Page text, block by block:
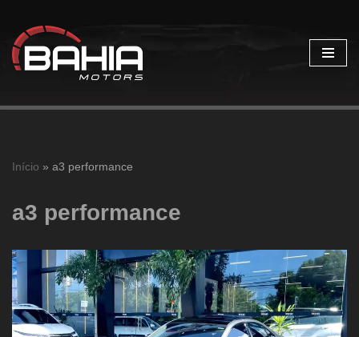
Pular
para
Início » a3 performance
a3 performance